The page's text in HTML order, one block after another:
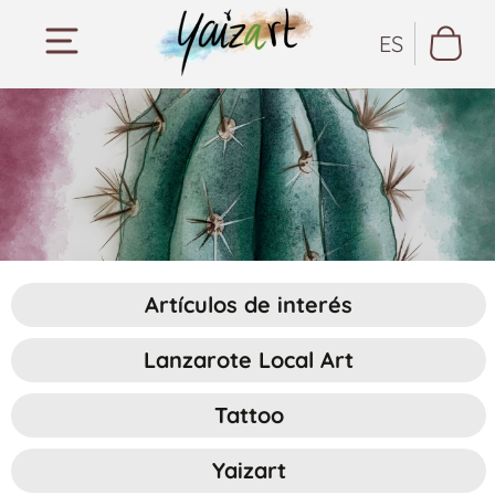
ES
Artículos de interés
Lanzarote Local Art
Tattoo
Yaizart